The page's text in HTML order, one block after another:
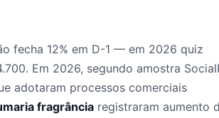
fecha 12% em D-1 — em 2026 quiz
Em 2026, segundo amostra
adotaram processos comerciais
fragrância registraram aumento